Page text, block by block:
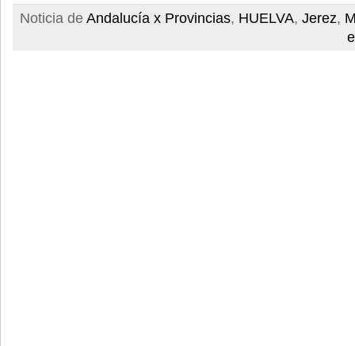
Noticia de Andalucía x Provincias, HUELVA, Jerez,